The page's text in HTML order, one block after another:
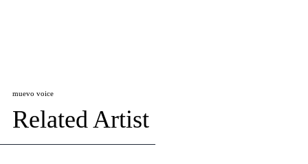
muevo voice
Related Artist